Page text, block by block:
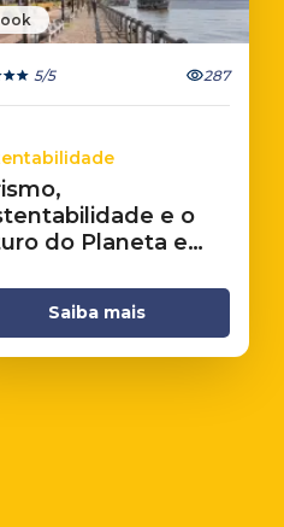
5/5 287
e o
do Planeta e
Saiba mais